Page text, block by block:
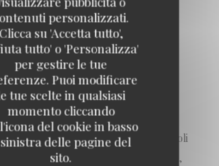
personalizzati.
Clicca su 'Accetta tutto',
tutto' o 'Personalizza'
per gestire le tue
Puoi modificare
tue scelte in qualsiasi
momento cliccando
del cookie in basso
delle pagine del
sito.
Aria condizionata, Privatizzazione
Apple Pay, Eurocard / Mastercard, Titoli
Visa, Assegni, American Express,
Loco by Jem's